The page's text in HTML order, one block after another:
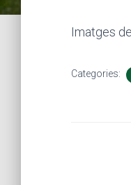
Imatges
Categories: